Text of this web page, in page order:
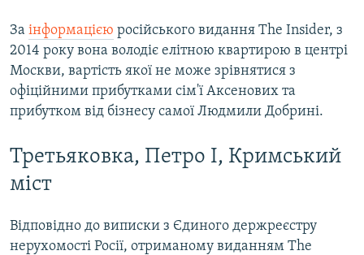
За інформацією російського видання The Insider, з
2014 року вона володіє елітною квартирою в центрі
Москви, вартість якої не може зрівнятися з
офіційними прибутками сім'ї Аксенових та
прибутком від бізнесу самої Людмили Добрині.
Третьяковка, Петро I, Кримський
міст
Відповідно до виписки з Єдиного держреєстру
нерухомості Росії, отриманому виданням The